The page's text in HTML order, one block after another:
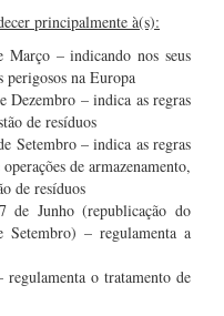
principalmente à(s):
– indicando nos seus
perigosos na Europa
Dezembro – indica as regras
de resíduos
Setembro – indica as regras
de armazenamento,
de resíduos
de Junho (republicação do
– regulamenta a
o tratamento de